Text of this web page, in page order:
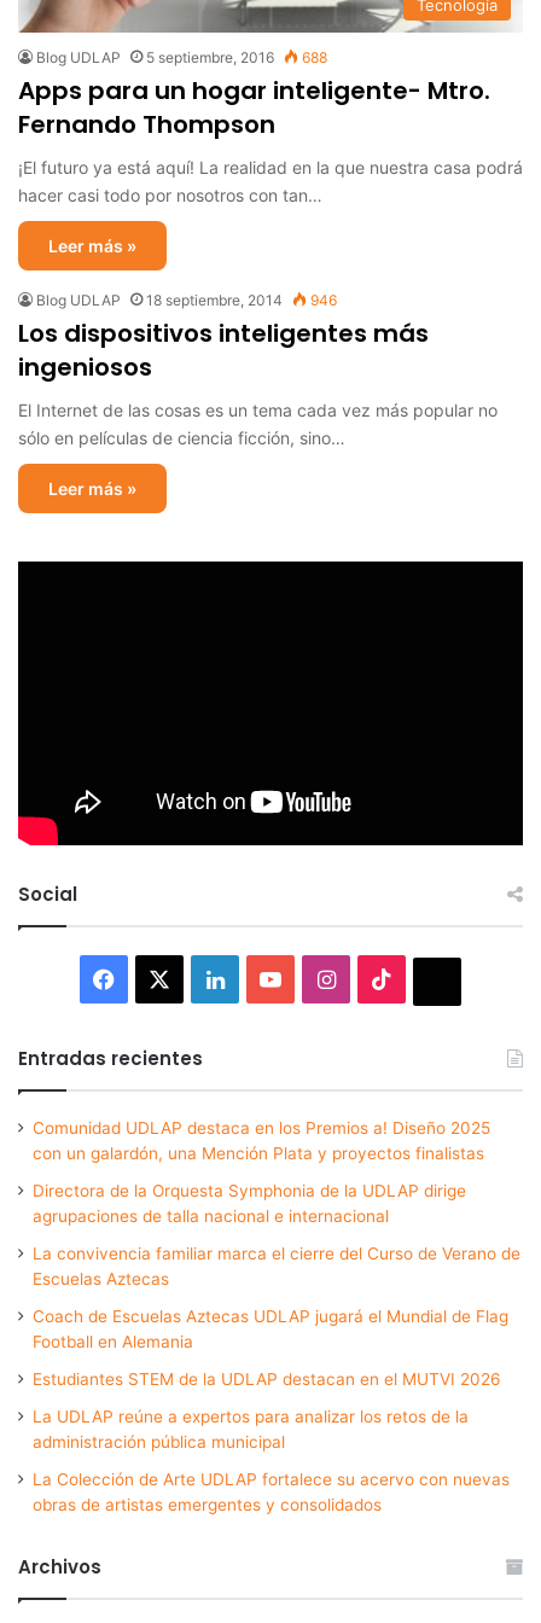
Tecnología
Blog UDLAP 5 septiembre, 2016 688
Apps para un hogar inteligente- Mtro.
Fernando Thompson
¡El futuro ya está aquí! La realidad en la que nuestra casa podrá
hacer casi todo por nosotros con tan…
Leer más »
Blog UDLAP 18 septiembre, 2014 946
Los dispositivos inteligentes más
ingeniosos
El Internet de las cosas es un tema cada vez más popular no
sólo en películas de ciencia ficción, sino…
Leer más »
Social
Facebook LinkedInYouTubeInstagram
Entradas recientes
Comunidad UDLAP destaca en los Premios a! Diseño 2025
con un galardón, una Mención Plata y proyectos finalistas
Directora de la Orquesta Symphonia de la UDLAP dirige
agrupaciones de talla nacional e internacional
La convivencia familiar marca el cierre del Curso de Verano de
Escuelas Aztecas
Coach de Escuelas Aztecas UDLAP jugará el Mundial de Flag
Football en Alemania
Estudiantes STEM de la UDLAP destacan en el MUTVI 2026
La UDLAP reúne a expertos para analizar los retos de la
administración pública municipal
La Colección de Arte UDLAP fortalece su acervo con nuevas
obras de artistas emergentes y consolidados
Archivos